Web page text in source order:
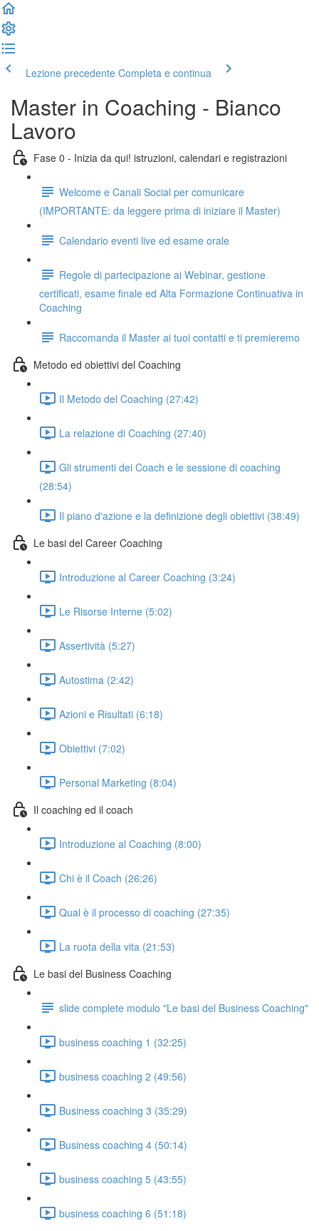
Lezione precedente Completa e continua
Master in Coaching - Bianco
Lavoro
Fase 0 - Inizia da qui! istruzioni, calendari e registrazioni
Welcome e Canali Social per comunicare
(IMPORTANTE: da leggere prima di iniziare il Master)
Calendario eventi live ed esame orale
Regole di partecipazione ai Webinar, gestione
certificati, esame finale ed Alta Formazione Continuativa in
Coaching
Raccomanda il Master ai tuoi contatti e ti premieremo
Metodo ed obiettivi del Coaching
Il Metodo del Coaching (27:42)
La relazione di Coaching (27:40)
Gli strumenti dei Coach e le sessione di coaching
(28:54)
Il piano d'azione e la definizione degli obiettivi (38:49)
Le basi del Career Coaching
Introduzione al Career Coaching (3:24)
Le Risorse Interne (5:02)
Assertività (5:27)
Autostima (2:42)
Azioni e Risultati (6:18)
Obiettivi (7:02)
Personal Marketing (8:04)
Il coaching ed il coach
Introduzione al Coaching (8:00)
Chi è il Coach (26:26)
Qual è il processo di coaching (27:35)
La ruota della vita (21:53)
Le basi del Business Coaching
slide complete modulo "Le basi del Business Coaching"
business coaching 1 (32:25)
business coaching 2 (49:56)
Business coaching 3 (35:29)
Business coaching 4 (50:14)
business coaching 5 (43:55)
business coaching 6 (51:18)